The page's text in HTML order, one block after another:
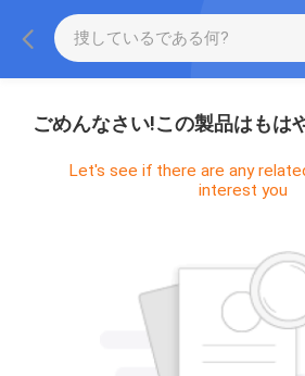
ごめんなさい!この製品はもは
Let's see if there are any
interest you